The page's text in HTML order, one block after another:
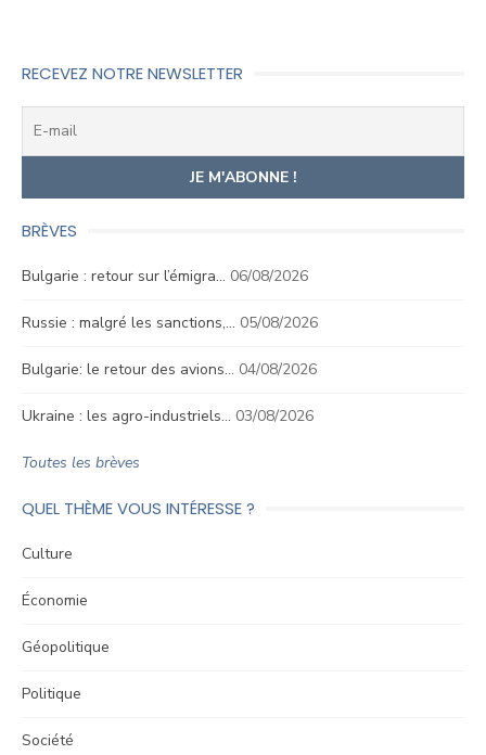
RECEVEZ NOTRE NEWSLETTER
BRÈVES
Bulgarie : retour sur l’émigra… 06/08/2026
Russie : malgré les sanctions,… 05/08/2026
Bulgarie: le retour des avions… 04/08/2026
Ukraine : les agro-industriels… 03/08/2026
Toutes les brèves
QUEL THÈME VOUS INTÉRESSE ?
Culture
Économie
Géopolitique
Politique
Société